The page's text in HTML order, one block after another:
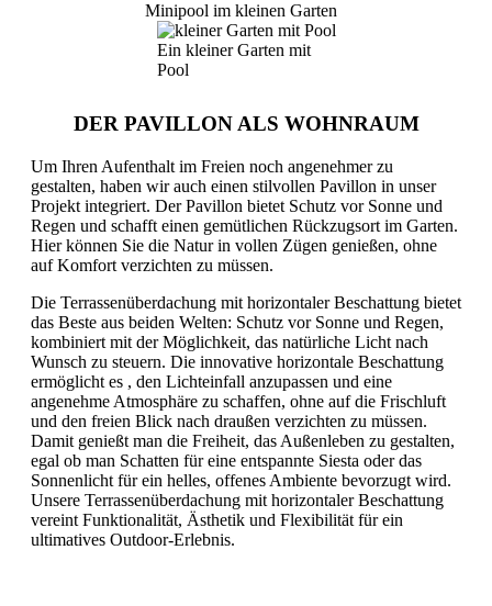
Minipool im kleinen Garten
Ein kleiner Garten mit
Pool
DER PAVILLON ALS WOHNRAUM
Um Ihren Aufenthalt im Freien noch angenehmer zu
gestalten, haben wir auch einen stilvollen Pavillon in unser
Projekt integriert. Der Pavillon bietet Schutz vor Sonne und
Regen und schafft einen gemütlichen Rückzugsort im Garten.
Hier können Sie die Natur in vollen Zügen genießen, ohne
auf Komfort verzichten zu müssen.
Die Terrassenüberdachung mit horizontaler Beschattung bietet
das Beste aus beiden Welten: Schutz vor Sonne und Regen,
kombiniert mit der Möglichkeit, das natürliche Licht nach
Wunsch zu steuern. Die innovative horizontale Beschattung
ermöglicht es , den Lichteinfall anzupassen und eine
angenehme Atmosphäre zu schaffen, ohne auf die Frischluft
und den freien Blick nach draußen verzichten zu müssen.
Damit genießt man die Freiheit, das Außenleben zu gestalten,
egal ob man Schatten für eine entspannte Siesta oder das
Sonnenlicht für ein helles, offenes Ambiente bevorzugt wird.
Unsere Terrassenüberdachung mit horizontaler Beschattung
vereint Funktionalität, Ästhetik und Flexibilität für ein
ultimatives Outdoor-Erlebnis.